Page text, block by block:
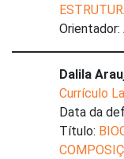
Dalila
Currículo
Data da
Título: